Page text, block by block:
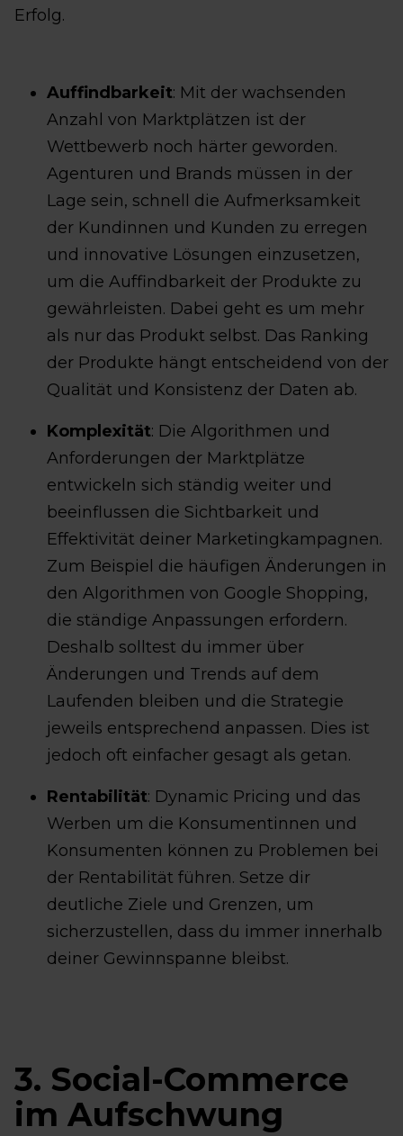
Erfolg.
Auffindbarkeit: Mit der wachsenden
Anzahl von Marktplätzen ist der
Wettbewerb noch härter geworden.
Agenturen und Brands müssen in der
Lage sein, schnell die Aufmerksamkeit
der Kundinnen und Kunden zu erregen
und innovative Lösungen einzusetzen,
um die Auffindbarkeit der Produkte zu
gewährleisten. Dabei geht es um mehr
als nur das Produkt selbst. Das Ranking
der Produkte hängt entscheidend von der
Qualität und Konsistenz der Daten ab.
Komplexität: Die Algorithmen und
Anforderungen der Marktplätze
entwickeln sich ständig weiter und
beeinflussen die Sichtbarkeit und
Effektivität deiner Marketingkampagnen.
Zum Beispiel die häufigen Änderungen in
den Algorithmen von Google Shopping,
die ständige Anpassungen erfordern.
Deshalb solltest du immer über
Änderungen und Trends auf dem
Laufenden bleiben und die Strategie
jeweils entsprechend anpassen. Dies ist
jedoch oft einfacher gesagt als getan.
Rentabilität: Dynamic Pricing und das
Werben um die Konsumentinnen und
Konsumenten können zu Problemen bei
der Rentabilität führen. Setze dir
deutliche Ziele und Grenzen, um
sicherzustellen, dass du immer innerhalb
deiner Gewinnspanne bleibst.
3. Social-Commerce
im Aufschwung